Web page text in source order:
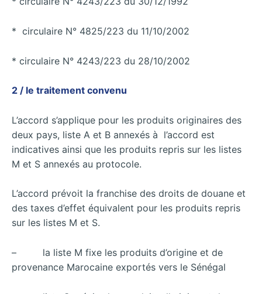
* circulaire N° 4825/223 du 11/10/2002
* circulaire N° 4243/223 du 28/10/2002
2 / le traitement convenu
L’accord s’applique pour les produits originaires des
deux pays, liste A et B annexés à l’accord est
indicatives ainsi que les produits repris sur les listes
M et S annexés au protocole.
L’accord prévoit la franchise des droits de douane et
des taxes d’effet équivalent pour les produits repris
sur les listes M et S.
– la liste M fixe les produits d’origine et de
provenance Marocaine exportés vers le Sénégal